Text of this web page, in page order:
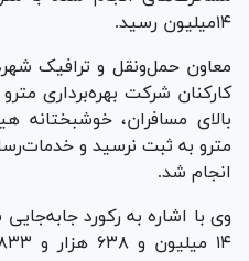
۱۴میلیون رسید.
معاون حمل‌ونقل و ترافیک
کارکنان شرکت بهره‌برداری
بالای مسافران، خوشبختانه
مترو به ثبت نرسید و
انجام شد.
وی با اشاره به رکورد